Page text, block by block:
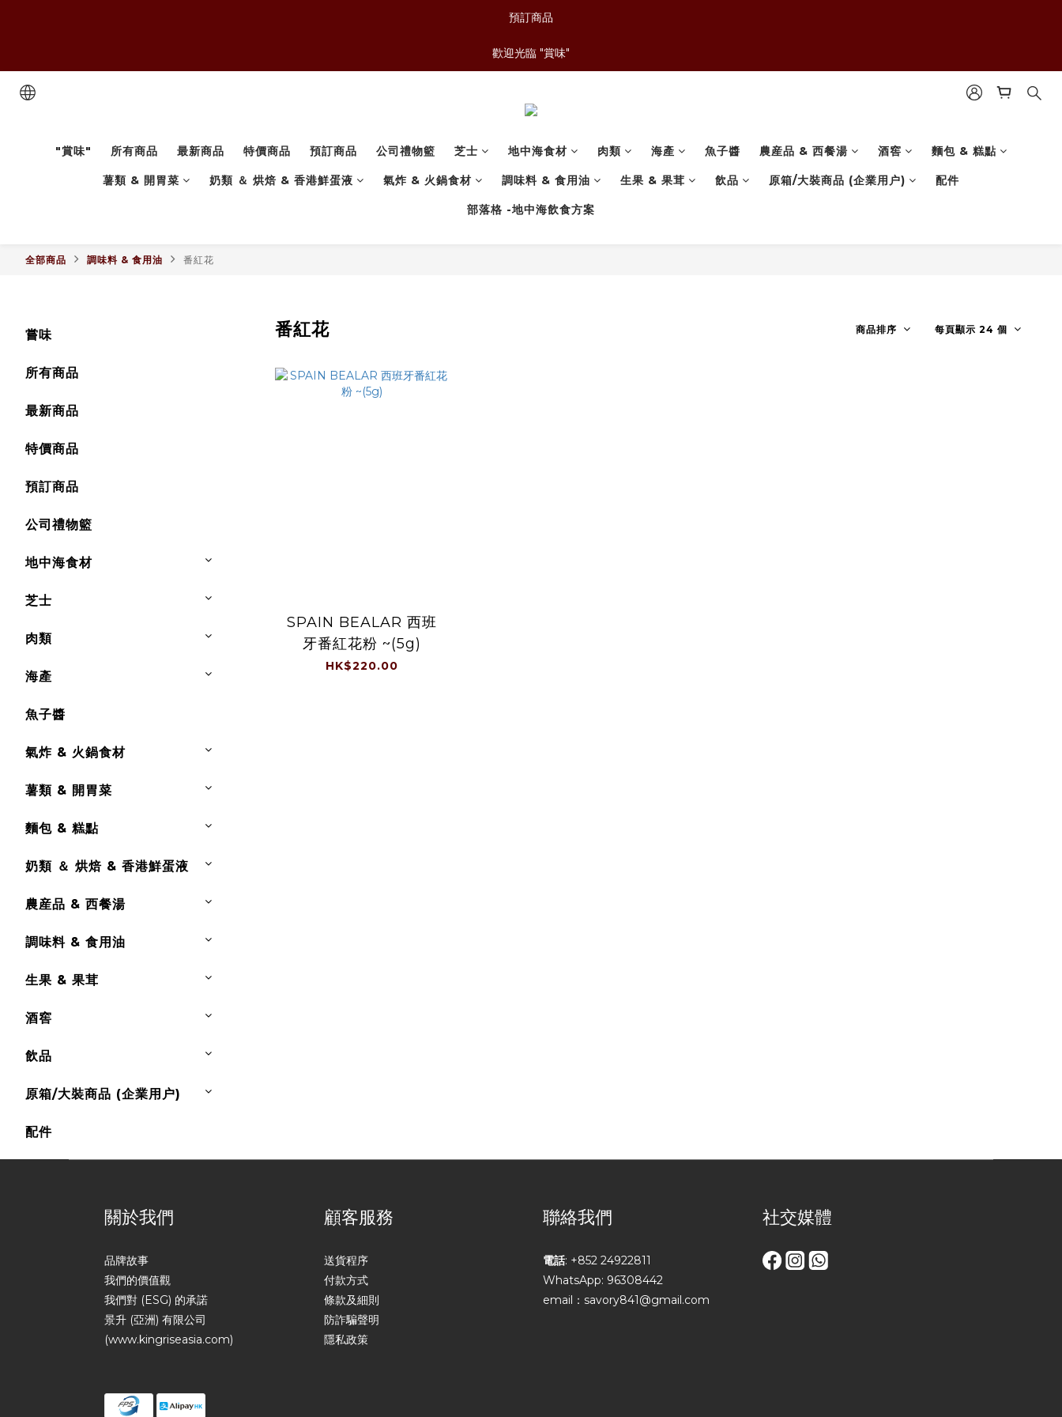
預訂商品
歡迎光臨 "賞味"
"賞味" 所有商品 最新商品 特價商品 預訂商品 公司禮物籃 芝士 地中海食材 肉類 海產 魚子醬 農産品 & 西餐湯 酒窖 麵包 & 糕點
薯類 & 開胃菜 奶類 ＆ 烘焙 & 香港鮮蛋液 氣炸 & 火鍋食材 調味料 & 食用油 生果 & 果茸 飲品 原箱/大裝商品 (企業用户) 配件
部落格 -地中海飲食方案
全部商品 調味料 & 食用油 番紅花
嘗味
所有商品
最新商品
特價商品
預訂商品
公司禮物籃
地中海食材
芝士
肉類
海產
魚子醬
氣炸 & 火鍋食材
薯類 & 開胃菜
麵包 & 糕點
奶類 ＆ 烘焙 & 香港鮮蛋液
農産品 & 西餐湯
調味料 & 食用油
生果 & 果茸
酒窖
飲品
原箱/大裝商品 (企業用户)
配件
番紅花 商品排序 每頁顯示 24 個
SPAIN BEALAR 西班
牙番紅花粉 ~(5g)
HK$220.00
關於我們
品牌故事
我們的價值觀
我們對 (ESG) 的承諾
景升 (亞洲) 有限公司
(www.kingriseasia.com)
顧客服務
送貨程序
付款方式
條款及細則
防詐騙聲明
隱私政策
聯絡我們
電話: +852 24922811
WhatsApp: 96308442
email：savory841@gmail.com
社交媒體